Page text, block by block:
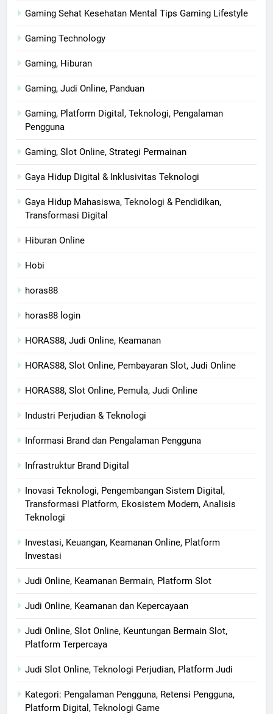
Gaming Sehat Kesehatan Mental Tips Gaming Lifestyle
Gaming Technology
Gaming, Hiburan
Gaming, Judi Online, Panduan
Gaming, Platform Digital, Teknologi, Pengalaman
Pengguna
Gaming, Slot Online, Strategi Permainan
Gaya Hidup Digital & Inklusivitas Teknologi
Gaya Hidup Mahasiswa, Teknologi & Pendidikan,
Transformasi Digital
Hiburan Online
Hobi
horas88
horas88 login
HORAS88, Judi Online, Keamanan
HORAS88, Slot Online, Pembayaran Slot, Judi Online
HORAS88, Slot Online, Pemula, Judi Online
Industri Perjudian & Teknologi
Informasi Brand dan Pengalaman Pengguna
Infrastruktur Brand Digital
Inovasi Teknologi, Pengembangan Sistem Digital,
Transformasi Platform, Ekosistem Modern, Analisis
Teknologi
Investasi, Keuangan, Keamanan Online, Platform
Investasi
Judi Online, Keamanan Bermain, Platform Slot
Judi Online, Keamanan dan Kepercayaan
Judi Online, Slot Online, Keuntungan Bermain Slot,
Platform Terpercaya
Judi Slot Online, Teknologi Perjudian, Platform Judi
Kategori: Pengalaman Pengguna, Retensi Pengguna,
Platform Digital, Teknologi Game